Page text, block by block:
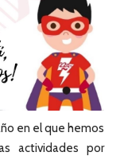
en el que hemos
actividades por